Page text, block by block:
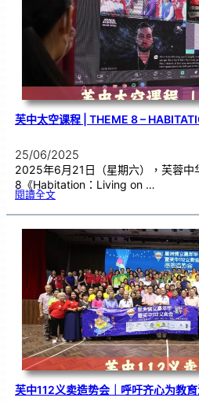
开
始
芙中太空课程 | THEME 8 –
25/06/2025
2025年6月21日（星期六），芙蓉中
8《Habitation：Living on …
閱讀全文:芙
空
程
|
–H
a
b
it
a
t
io
n：
L
iv
ing
o
n
M
a
r
s
芙中112义卖造势会｜呼吁齐心为教